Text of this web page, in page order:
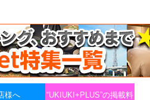
様へ “UKIUKI+PLUS”の掲載料